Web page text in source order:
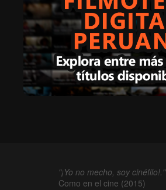
"¡Yo no mecho, soy cinéfilo!."
Como en el cine (2015)